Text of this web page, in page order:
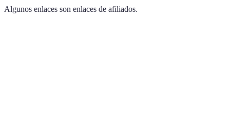
Algunos enlaces son enlaces de afiliados.